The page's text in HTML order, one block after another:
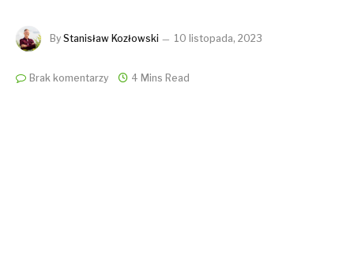
By Stanisław Kozłowski 10 listopada, 2023
Brak komentarzy 4 Mins Read